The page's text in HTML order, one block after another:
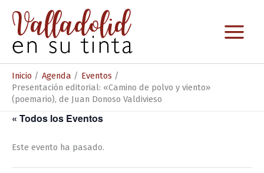
contenido
Inicio Agenda
Eventos
Presentación editorial: «Camino de polvo y viento»
(poemario), de Juan Donoso Valdivieso
« Todos los Eventos
Este evento ha pasado.